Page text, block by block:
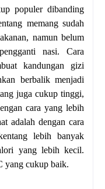
populer dibanding
memang sudah
namun belum
nasi. Cara
kandungan gizi
berbalik menjadi
juga cukup tinggi,
cara yang lebih
adalah dengan cara
lebih banyak
yang lebih kecil.
yang cukup baik.